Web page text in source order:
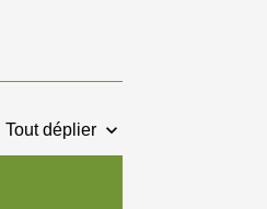
Tout déplier keyboard_arrow_down